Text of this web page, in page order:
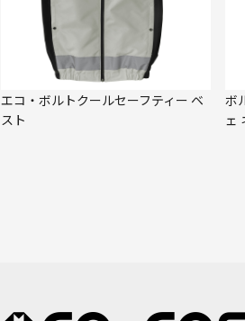
エコ・ボルトクールセーフティー ベ
スト
ボ
ェ